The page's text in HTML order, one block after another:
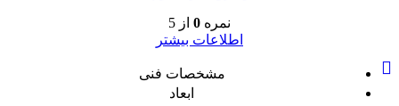
نمره 0 از 5
اطلاعات بیشتر
مشخصات فنی
ابعاد